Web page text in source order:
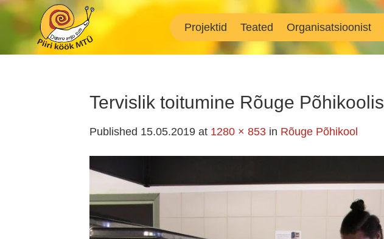
Skip
content
Projektid Teated Organisatsioonist
Tervislik toitumine Rõuge Põhikoolis
Published 15.05.2019 at 1280 × 853 in Rõuge Põhikool